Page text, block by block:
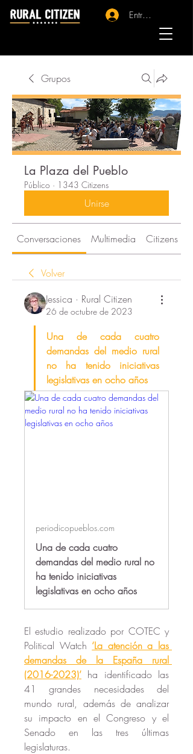
Entrar - Registro
Grupos
La Plaza del Pueblo
Público · 1343 Citizens
Unirse
Conversaciones Multimedia Citizens
Volver
Jessica · Rural Citizen
26 de octubre de 2023
Una de cada cuatro
demandas del medio rural
no ha tenido iniciativas
legislativas en ocho años
periodicopueblos.com
Una de cada cuatro
demandas del medio rural no
ha tenido iniciativas
legislativas en ocho años
El estudio realizado por COTEC y
Political Watch ‘La atención a las
demandas de la España rural
(2016-2023)’ ha identificado las
41 grandes necesidades del
mundo rural, además de analizar
su impacto en el Congreso y el
Senado en las tres últimas
legislaturas.